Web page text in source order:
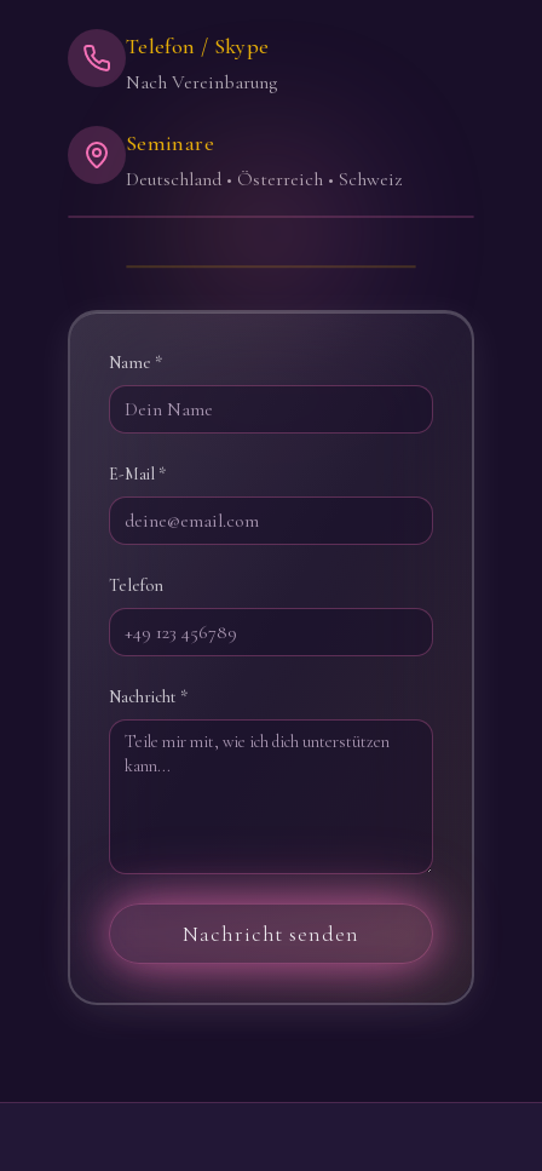
Telefon / Skype
Nach Vereinbarung
Seminare
Deutschland • Österreich • Schweiz
Name *
E-Mail *
Telefon
Nachricht *
Nachricht senden